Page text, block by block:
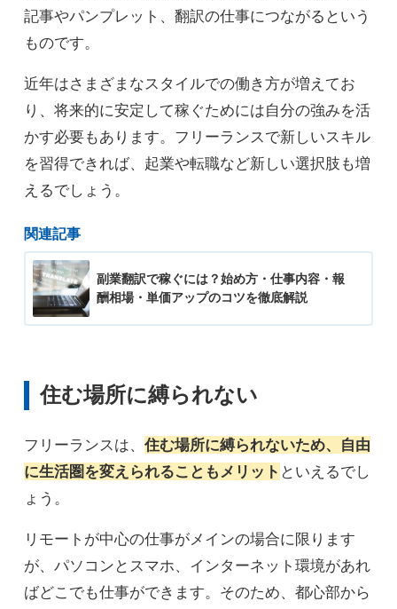
記事やパンプレット、翻訳の仕事につながるという
ものです。
近年はさまざまなスタイルでの働き方が増えてお
り、将来的に安定して稼ぐためには自分の強みを活
かす必要もあります。フリーランスで新しいスキル
を習得できれば、起業や転職など新しい選択肢も増
えるでしょう。
関連記事
副業翻訳で稼ぐには？始め方・仕事内容・報
酬相場・単価アップのコツを徹底解説
住む場所に縛られない
フリーランスは、 住む場所に縛られないため、自由
に生活圏を変えられることもメリット といえるでし
ょう。
リモートが中心の仕事がメインの場合に限ります
が、パソコンとスマホ、インターネット環境があれ
ばどこでも仕事ができます。そのため、都心部から